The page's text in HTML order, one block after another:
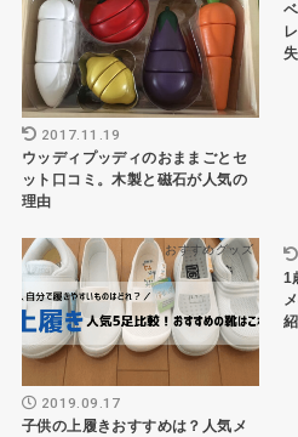
2017.11.19
ウッディプッディのおままごとセ
ット口コミ。木製と磁石が人気の
理由
おすすめグッズ
2019.09.17
子供の上履きおすすめは？人気メ
1